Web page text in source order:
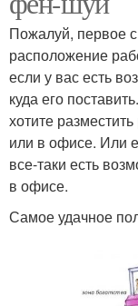
Пожалуй, первое
расположение
если у вас есть
куда его
хотите
или в офисе. Или
все-таки есть
в офисе.
Самое удачное